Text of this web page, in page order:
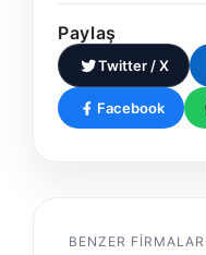
Paylaş
Twitter / X
Facebook
BENZER FIRMALAR